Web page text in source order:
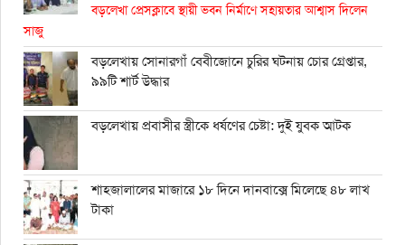
বড়লেখা প্রেসক্লাবে স্থায়ী ভবন নির্মাণে সহায়তার আশ্বাস দিলেন
সাজু
বড়লেখায় সোনারগাঁ বেবীজোনে চুরির ঘটনায় চোর গ্রেপ্তার,
৯৯টি শার্ট উদ্ধার
বড়লেখায় প্রবাসীর স্ত্রীকে ধর্ষণের চেষ্টা: দুই যুবক আটক
শাহ্জালালের মাজারে ১৮ দিনে দানবাক্সে মিলেছে ৪৮ লাখ
টাকা